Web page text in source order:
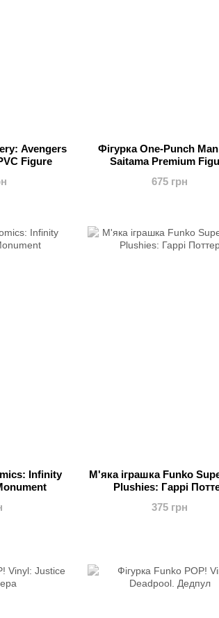
Avengers
Figure
Фігурка One-Punch
Saitama Premium
675 грн
Infinity
М'яка іграшка Funko
Plushies: Гаррі
375 грн